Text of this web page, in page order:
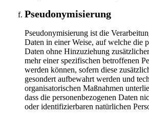
Pseudonymisierung
Pseudonymisierung ist die
Daten in einer Weise, auf welche die
Daten ohne Hinzuziehung
mehr einer spezifischen betroffenen
werden können, sofern diese
gesondert aufbewahrt werden und
organisatorischen Maßnahmen
dass die personenbezogenen Daten
oder identifizierbaren natürlichen